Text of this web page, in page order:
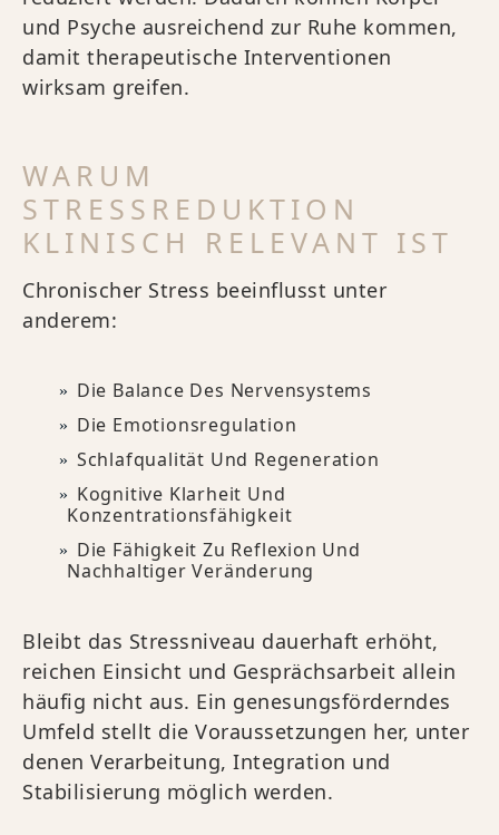
und Psyche ausreichend zur Ruhe kommen,
damit therapeutische Interventionen
wirksam greifen.
WARUM
STRESSREDUKTION
KLINISCH RELEVANT IST
Chronischer Stress beeinflusst unter
anderem:
Die Balance Des Nervensystems
Die Emotionsregulation
Schlafqualität Und Regeneration
Kognitive Klarheit Und
Konzentrationsfähigkeit
Die Fähigkeit Zu Reflexion Und
Nachhaltiger Veränderung
Bleibt das Stressniveau dauerhaft erhöht,
reichen Einsicht und Gesprächsarbeit allein
häufig nicht aus. Ein genesungsförderndes
Umfeld stellt die Voraussetzungen her, unter
denen Verarbeitung, Integration und
Stabilisierung möglich werden.